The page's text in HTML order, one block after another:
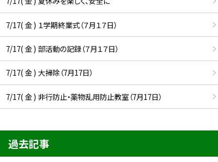
7/17( 金 ) １学期終業式（７月１７日）
7/17( 金 ) 部活動の記録（７月１７日）
7/17( 金 ) 大掃除（7月17日）
7/17( 金 ) 非行防止・薬物乱用防止教室（7月17日）
過去記事